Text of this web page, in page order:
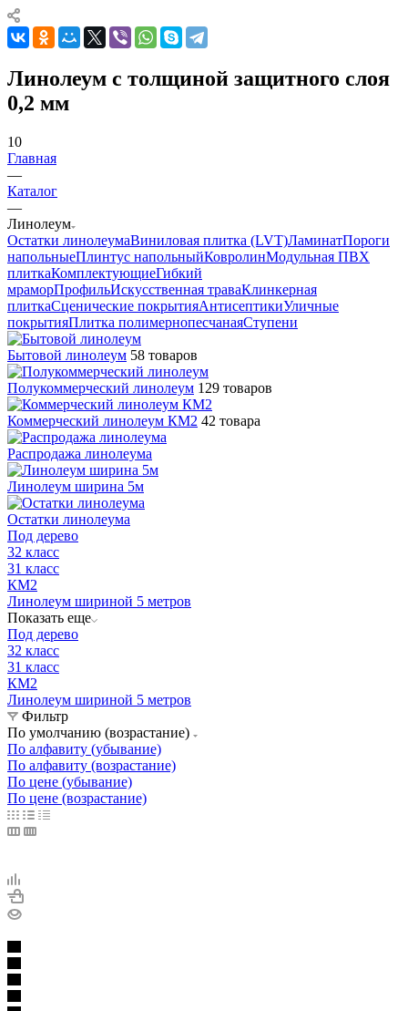
Линолеум с толщиной защитного слоя
0,2 мм
10
Главная
—
Каталог
—
Линолеум
Остатки линолеумаВиниловая плитка (LVT)ЛаминатПороги
напольныеПлинтус напольныйКовролинМодульная ПВХ
плиткаКомплектующиеГибкий
мраморПрофильИскусственная траваКлинкерная
плиткаСценические покрытияАнтисептикиУличные
покрытияПлитка полимернопесчанаяСтупени
Бытовой линолеум 58 товаров
Полукоммерческий линолеум 129 товаров
Коммерческий линолеум КМ2 42 товара
Распродажа линолеума
Линолеум ширина 5м
Остатки линолеума
Под дерево
32 класс
31 класс
КМ2
Линолеум шириной 5 метров
Показать еще
Под дерево
32 класс
31 класс
КМ2
Линолеум шириной 5 метров
Фильтр
По умолчанию (возрастание)
По алфавиту (убывание)
По алфавиту (возрастание)
По цене (убывание)
По цене (возрастание)